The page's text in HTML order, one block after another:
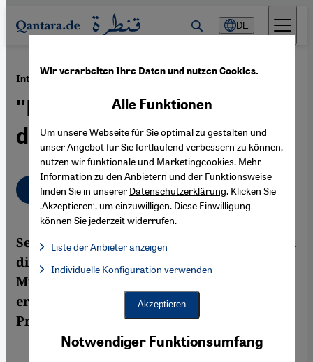
Direkt zum Inhalt springen
DE
Interview mit Ferhad Ahma ·26.03.2012
''Die Syrer wollen den
demokratischen Wandel''
Deutsch English عربي
Seit einem Jahr protestieren die Syrer gegen
die Regierung Assad. Ferhad Ahma,
Mitglied des Syrischen Nationalrates,
erläutert die Ziele und Zukunftspläne der
Protestbewegung.
Wir verarbeiten Ihre Daten und nutzen Cookies.
Notwendiger Funktionsumfang
Alle Funktionen
Um unsere Webseite für Sie optimal zu gestalten und
unser Angebot für Sie fortlaufend verbessern zu können,
nutzen wir funktionale und Marketingcookies. Mehr
Information zu den Anbietern und der Funktionsweise
finden Sie in unserer Datenschutzerklärung. Klicken Sie
‚Akzeptieren‘, um einzuwilligen. Diese Einwilligung
können Sie jederzeit widerrufen.
Liste der Anbieter anzeigen
Facebook Embed / Facebook Connect, Google Maps Embed,
Facebook Embed / Facebook Connect
Google Maps Embed
Individuelle Konfiguration verwenden
Akzeptieren